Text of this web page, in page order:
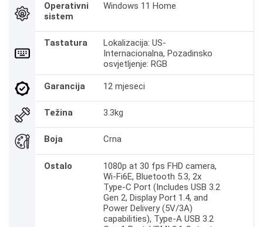
Operativni
sistem
Windows 11 Home
Tastatura
Lokalizacija: US-
Internacionalna, Pozadinsko
osvjetljenje: RGB
Garancija 12 mjeseci
Težina 3.3kg
Boja Crna
Ostalo
1080p at 30 fps FHD camera,
Wi-Fi6E, Bluetooth 5.3, 2x
Type-C Port (Includes USB 3.2
Gen 2, Display Port 1.4, and
Power Delivery (5V/3A)
capabilities), Type-A USB 3.2